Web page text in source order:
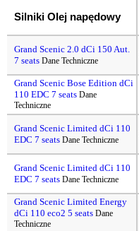
Silniki Olej napędowy
Grand Scenic 2.0 dCi 150 Aut.
7 seats Dane Techniczne
Grand Scenic Bose Edition dCi
110 EDC 7 seats Dane
Techniczne
Grand Scenic Limited dCi 110
EDC 7 seats Dane Techniczne
Grand Scenic Limited dCi 110
EDC 7 seats Dane Techniczne
Grand Scenic Limited Energy
dCi 110 eco2 5 seats Dane
Techniczne